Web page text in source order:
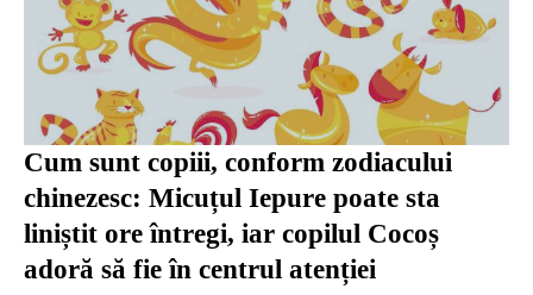
Cum sunt copiii, conform zodiacului
chinezesc: Micuțul Iepure poate sta
liniștit ore întregi, iar copilul Cocoș
adoră să fie în centrul atenției